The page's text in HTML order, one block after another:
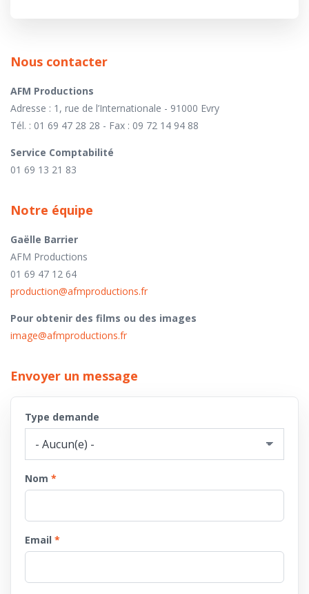
Nous contacter
AFM Productions
Adresse : 1, rue de l’Internationale - 91000 Evry
Tél. : 01 69 47 28 28 - Fax : 09 72 14 94 88
Service Comptabilité
01 69 13 21 83
Notre équipe
Gaëlle Barrier
AFM Productions
01 69 47 12 64
production@afmproductions.fr
Pour obtenir des films ou des images
image@afmproductions.fr
Envoyer un message
Type demande
Nom
Email